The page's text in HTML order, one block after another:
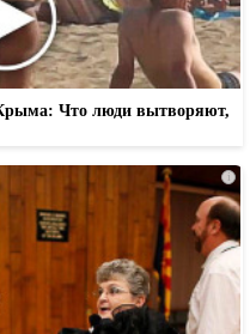
Что люди вытворяют,
i